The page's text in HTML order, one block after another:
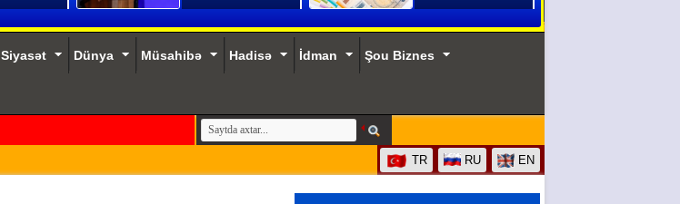
Siyasət Dünya Müsahibə Hadisə İdman Şou Biznes
TR RU EN